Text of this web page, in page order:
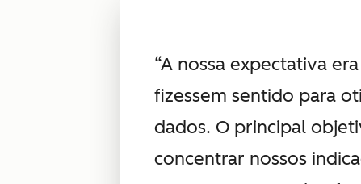
“A nossa expectativa
fizessem sentido para
dados. O principal
concentrar nossos